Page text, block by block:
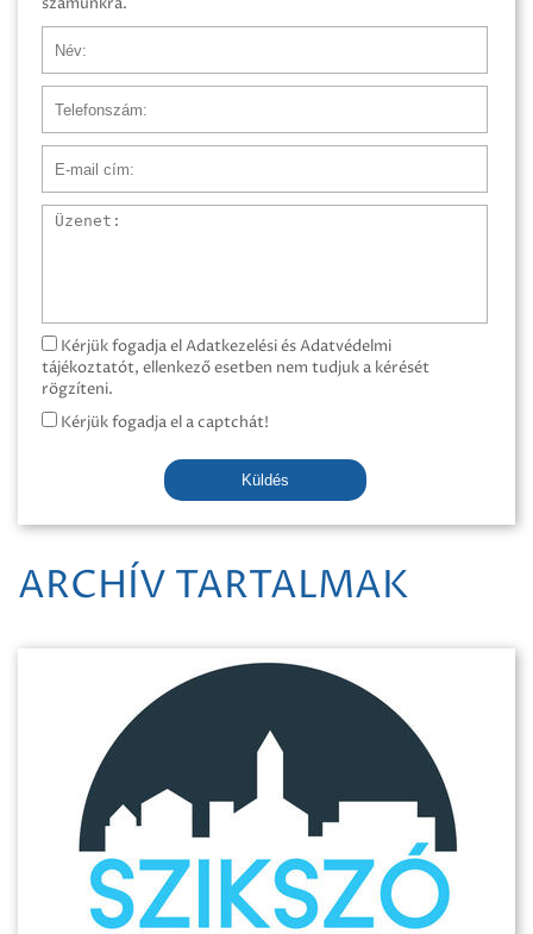
Üzenet
Kérjük fogadja el Adatkezelési és Adatvédelmi
tájékoztatót, ellenkező esetben nem tudjuk a kérését
rögzíteni.
Kérjük fogadja el a captchát!
Küldés
ARCHÍV TARTALMAK